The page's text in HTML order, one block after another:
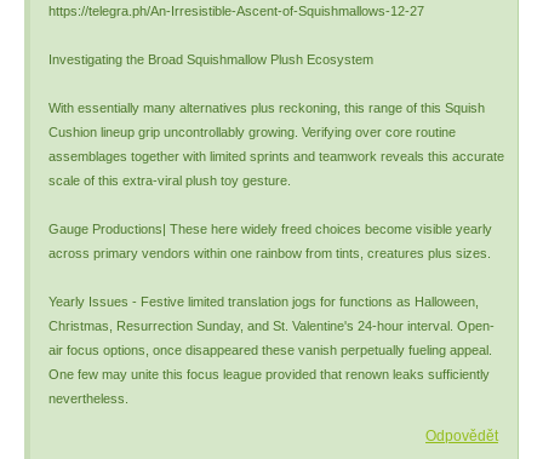
https://telegra.ph/An-Irresistible-Ascent-of-Squishmallows-12-27
Investigating the Broad Squishmallow Plush Ecosystem
With essentially many alternatives plus reckoning, this range of this Squish
Cushion lineup grip uncontrollably growing. Verifying over core routine
assemblages together with limited sprints and teamwork reveals this accurate
scale of this extra-viral plush toy gesture.
Gauge Productions| These here widely freed choices become visible yearly
across primary vendors within one rainbow from tints, creatures plus sizes.
Yearly Issues - Festive limited translation jogs for functions as Halloween,
Christmas, Resurrection Sunday, and St. Valentine's 24-hour interval. Open-
air focus options, once disappeared these vanish perpetually fueling appeal.
One few may unite this focus league provided that renown leaks sufficiently
nevertheless.
Odpovědět